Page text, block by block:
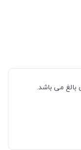
می باشد.